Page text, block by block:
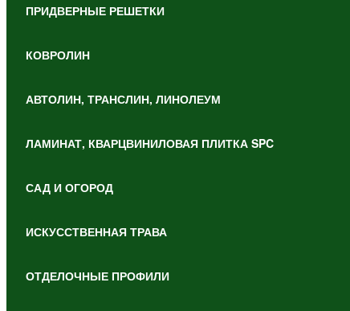
ПРИДВЕРНЫЕ РЕШЕТКИ
КОВРОЛИН
АВТОЛИН, ТРАНСЛИН, ЛИНОЛЕУМ
ЛАМИНАТ, КВАРЦВИНИЛОВАЯ ПЛИТКА SPC
САД И ОГОРОД
ИСКУССТВЕННАЯ ТРАВА
ОТДЕЛОЧНЫЕ ПРОФИЛИ